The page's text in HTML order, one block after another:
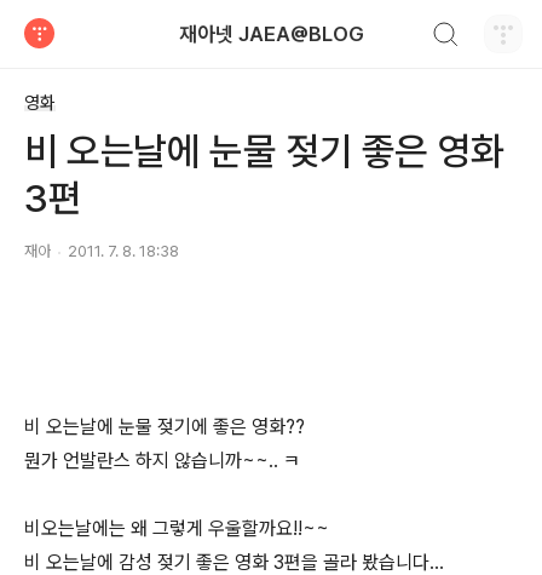
재아넷 JAEA@BLOG
영화
비 오는날에 눈물 젖기 좋은 영화
3편
재아 2011. 7. 8. 18:38
비 오는날에 눈물 젖기에 좋은 영화??
뭔가 언발란스 하지 않습니까~~.. ㅋ
비오는날에는 왜 그렇게 우울할까요!!~~
비 오는날에 감성 젖기 좋은 영화 3편을 골라 봤습니다...